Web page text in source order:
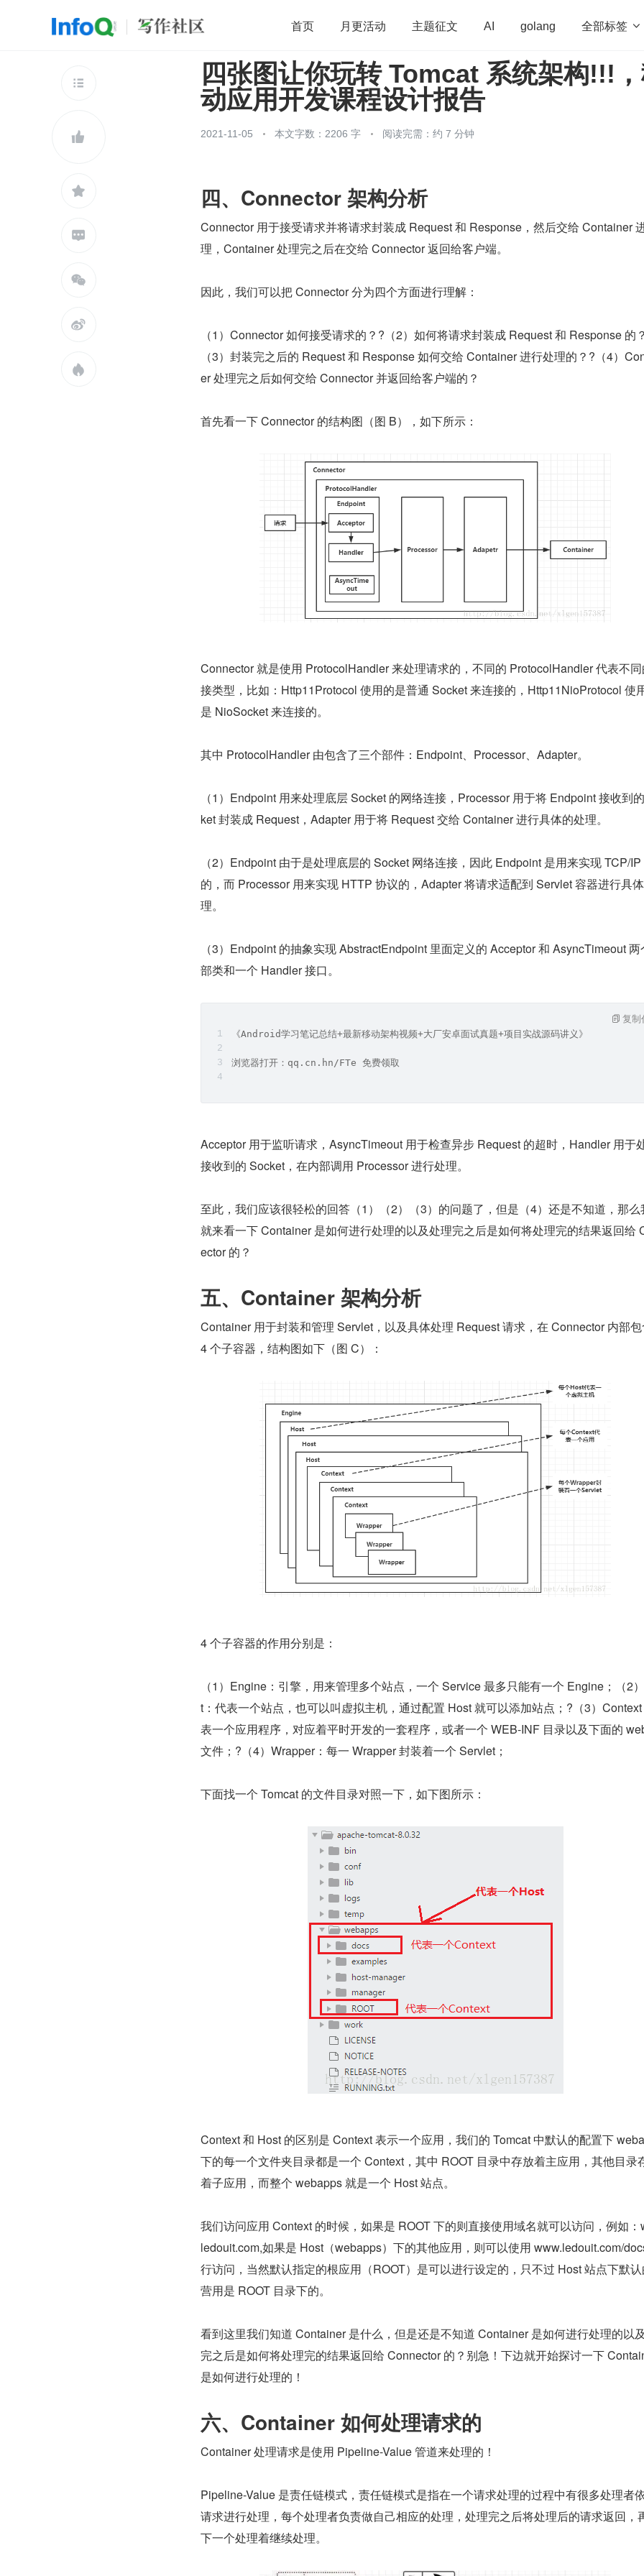
首页 月更活动 主题征文 AI golang 全部标签 
开源 架构 OpenHarmony 算法 学习方法 Web3.0 高
团队管理 程序员 运维 深度思考
查看更多







四张图让你玩转 Tomcat 系统架构!!!
动应用开发课程设计报告
2021-11-05 本文字数：2206 字 阅读完需：约 7 分钟
四、Connector 架构分析
Connector 用于接受请求并将请求封装成 Request 和 Response，然后交给 Container
理，Container 处理完之后在交给 Connector 返回给客户端。
因此，我们可以把 Connector 分为四个方面进行理解：
（1）Connector 如何接受请求的？?（2）如何将请求封装成 Request 和 Response 的
（3）封装完之后的 Request 和 Response 如何交给 Container 进行处理的？?（4）
er 处理完之后如何交给 Connector 并返回给客户端的？
首先看一下 Connector 的结构图（图 B），如下所示：
Connector 就是使用 ProtocolHandler 来处理请求的，不同的 ProtocolHandler 代表不
接类型，比如：Http11Protocol 使用的是普通 Socket 来连接的，Http11NioProtocol 使
是 NioSocket 来连接的。
其中 ProtocolHandler 由包含了三个部件：Endpoint、Processor、Adapter。
（1）Endpoint 用来处理底层 Socket 的网络连接，Processor 用于将 Endpoint 接收到
ket 封装成 Request，Adapter 用于将 Request 交给 Container 进行具体的处理。
（2）Endpoint 由于是处理底层的 Socket 网络连接，因此 Endpoint 是用来实现 TCP/
的，而 Processor 用来实现 HTTP 协议的，Adapter 将请求适配到 Servlet 容器进行具
理。
（3）Endpoint 的抽象实现 AbstractEndpoint 里面定义的 Acceptor 和 AsyncTimeout 两
部类和一个 Handler 接口。
《Android学习笔记总结+最新移动架构视频+大厂安卓面试真题+项目实战源码讲义》
浏览器打开：qq.cn.hn/FTe 免费领取
复制
Acceptor 用于监听请求，AsyncTimeout 用于检查异步 Request 的超时，Handler 用于
接收到的 Socket，在内部调用 Processor 进行处理。
至此，我们应该很轻松的回答（1）（2）（3）的问题了，但是（4）还是不知道，那么
就来看一下 Container 是如何进行处理的以及处理完之后是如何将处理完的结果返回给
ector 的？
五、Container 架构分析
Container 用于封装和管理 Servlet，以及具体处理 Request 请求，在 Connector 内部
4 个子容器，结构图如下（图 C）：
4 个子容器的作用分别是：
（1）Engine：引擎，用来管理多个站点，一个 Service 最多只能有一个 Engine；（2
t：代表一个站点，也可以叫虚拟主机，通过配置 Host 就可以添加站点；?（3）
表一个应用程序，对应着平时开发的一套程序，或者一个 WEB-INF 目录以及下面的
文件；?（4）Wrapper：每一 Wrapper 封装着一个 Servlet；
下面找一个 Tomcat 的文件目录对照一下，如下图所示：
Context 和 Host 的区别是 Context 表示一个应用，我们的 Tomcat 中默认的配置下
下的每一个文件夹目录都是一个 Context，其中 ROOT 目录中存放着主应用，其他目录
着子应用，而整个 webapps 就是一个 Host 站点。
我们访问应用 Context 的时候，如果是 ROOT 下的则直接使用域名就可以访问，例如：
ledouit.com,如果是 Host（webapps）下的其他应用，则可以使用 www.ledouit.com/
行访问，当然默认指定的根应用（ROOT）是可以进行设定的，只不过 Host 站点下默
营用是 ROOT 目录下的。
看到这里我们知道 Container 是什么，但是还是不知道 Container 是如何进行处理的以
完之后是如何将处理完的结果返回给 Connector 的？别急！下边就开始探讨一下
是如何进行处理的！
六、Container 如何处理请求的
Container 处理请求是使用 Pipeline-Value 管道来处理的！
Pipeline-Value 是责任链模式，责任链模式是指在一个请求处理的过程中有很多处理者
请求进行处理，每个处理者负责做自己相应的处理，处理完之后将处理后的请求返回，
下一个处理着继续处理。